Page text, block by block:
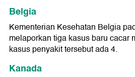
Belgia
Kementerian Kesehatan Belgia
melaporkan tiga kasus baru cacar
kasus penyakit tersebut ada 4.
Kanada